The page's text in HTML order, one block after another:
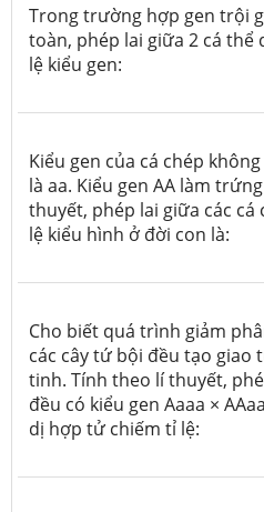
Trong trường hợp gen trội
toàn, phép lai giữa 2 cá thể
lệ kiểu gen:
Kiểu gen của cá chép
là aa. Kiểu gen AA làm
thuyết, phép lai giữa các cá
lệ kiểu hình ở đời con là:
Cho biết quá trình giảm
các cây tứ bội đều tạo giao
tinh. Tính theo lí thuyết,
đều có kiểu gen Aaaa ×
dị hợp tử chiếm tỉ lệ: